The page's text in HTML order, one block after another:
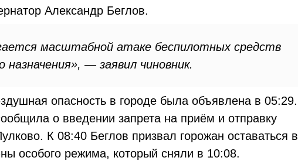
Александр Беглов.
масштабной атаке беспилотных средств
назначения», — заявил чиновник.
опасность в городе была объявлена в 05:29.
о введении запрета на приём и отправку
К 08:40 Беглов призвал горожан оставаться в
особого режима, который сняли в 10:08.